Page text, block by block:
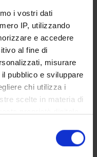
i vostri dati
IP, utilizzando
e accedere
al fine di
misurare
pubblico e sviluppare
chi utilizza i
scelte in materia di
in qualsiasi
o facendo clic